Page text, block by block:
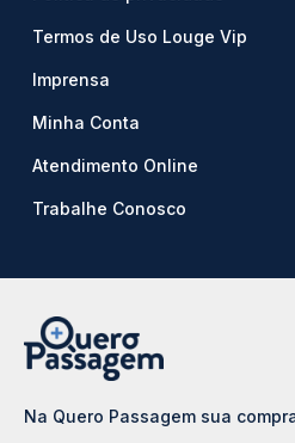
Termos de Uso Louge Vip
Imprensa
Minha Conta
Atendimento Online
Trabalhe Conosco
Na Quero Passagem sua